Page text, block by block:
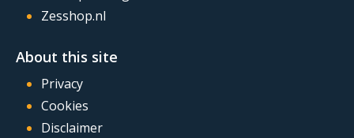
Zesshop.nl
About this site
Privacy
Cookies
Disclaimer